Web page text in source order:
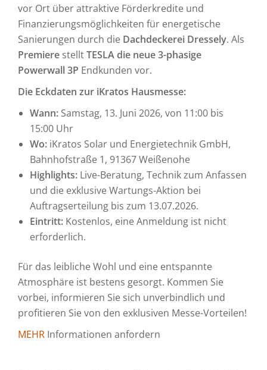
vor Ort über attraktive Förderkredite und
Finanzierungsmöglichkeiten für energetische
Sanierungen durch die Dachdeckerei Dressely. Als
Premiere stelltTESLA die neue 3-phasige
Powerwall 3P Endkunden vor.
Die Eckdaten zur iKratos Hausmesse:
Wann: Samstag, 13. Juni 2026, von 11:00 bis
15:00 Uhr
Wo: iKratos Solar und Energietechnik GmbH,
Bahnhofstraße 1, 91367 Weißenohe
Highlights: Live-Beratung, Technik zum Anfassen
und die exklusive Wartungs-Aktion bei
Auftragserteilung bis zum 13.07.2026.
Eintritt: Kostenlos, eine Anmeldung ist nicht
erforderlich.
Für das leibliche Wohl und eine entspannte
Atmosphäre ist bestens gesorgt. Kommen Sie
vorbei, informieren Sie sich unverbindlich und
profitieren Sie von den exklusiven Messe-Vorteilen!
MEHR Informationen anfordern